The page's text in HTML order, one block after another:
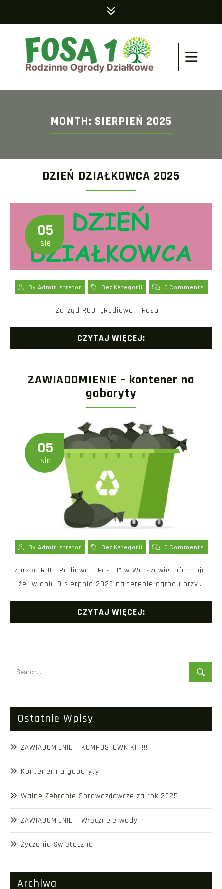
MONTH: SIERPIEŃ 2025
DZIEŃ DZIAŁKOWCA 2025
05
sie
By Administrator Bez Kategorii 0 Comments
​Zarząd ROD ​​​​​​​​​„Radiowo – Fosa I”
CZYTAJ WIĘCEJ:
ZAWIADOMIENIE – kontener na
gabaryty
05
sie
By Administrator Bez Kategorii 0 Comments
Zarząd ROD „Radiowo – Fosa I” w Warszawie informuje,
że w dniu 9 sierpnia 2025 na terenie ogrodu przy…
CZYTAJ WIĘCEJ:
Ostatnie Wpisy
ZAWIADOMIENIE – KOMPOSTOWNIKI !!!
Kontener na gabaryty.
Walne Zebranie Sprawozdawcze za rok 2025.
ZAWIADOMIENIE – Włączneie wody
Życzenia Świąteczne
Archiwa